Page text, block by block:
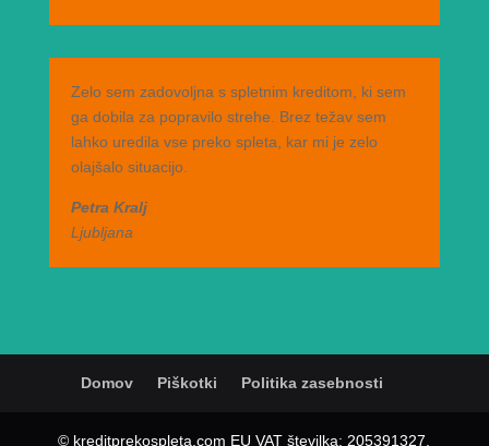
Zelo sem zadovoljna s spletnim kreditom, ki sem
ga dobila za popravilo strehe. Brez težav sem
lahko uredila vse preko spleta, kar mi je zelo
olajšalo situacijo.
Petra Kralj
Ljubljana
Domov Piškotki Politika zasebnosti
© kreditprekospleta.com EU VAT številka: 205391327,